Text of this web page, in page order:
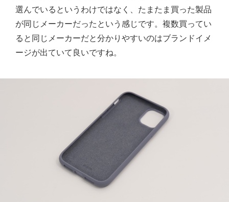
選んでいるというわけではなく、たまたま買った製品
が同じメーカーだったという感じです。複数買ってい
ると同じメーカーだと分かりやすいのはブランドイメ
ージが出ていて良いですね。